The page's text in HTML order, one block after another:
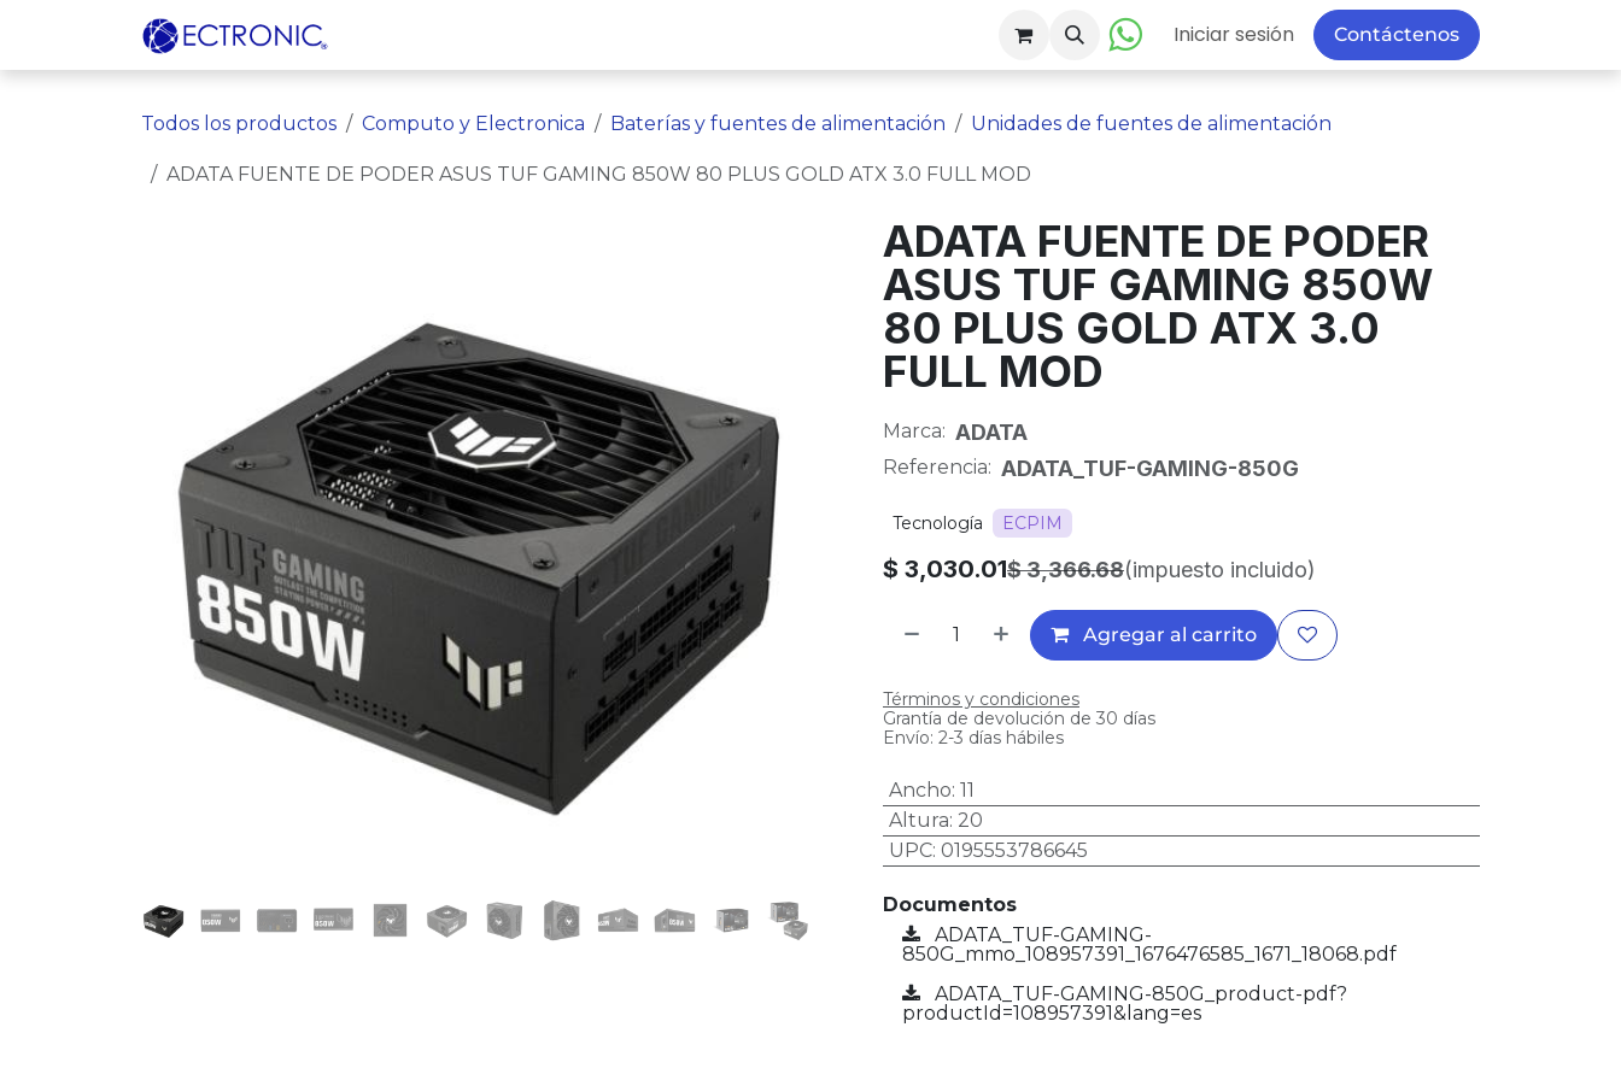
Iniciar sesión Contáctenos
Todos los productos Computo y Electronica Baterías y fuentes de alimentación Unidades de fuentes de alimentación
ADATA FUENTE DE PODER ASUS TUF GAMING 850W 80 PLUS GOLD ATX 3.0 FULL MOD
ADATA FUENTE DE PODER
ASUS TUF GAMING 850W
80 PLUS GOLD ATX 3.0
FULL MOD
Marca: ADATA
Referencia: ADATA_TUF-GAMING-850G
Tecnología ECPIM
$ 3,030.01$3,366.68(impuesto incluido)
Agregar al carrito
Términos y condiciones
Grantía de devolución de 30 días
Envío: 2-3 días hábiles
Ancho: 11
Altura: 20
UPC: 0195553786645
Documentos
ADATA_TUF-GAMING-
850G_mmo_108957391_1676476585_1671_18068.pdf
ADATA_TUF-GAMING-850G_product-pdf?
productId=108957391&lang=es